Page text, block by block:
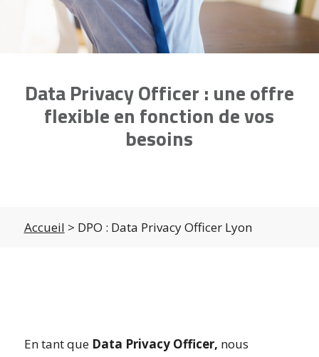
Data Privacy Officer : une offre
flexible en fonction de vos
besoins
Accueil > DPO : Data Privacy Officer Lyon
En tant que Data Privacy Officer, nous